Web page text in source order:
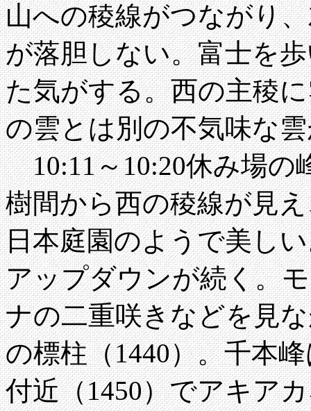
山への稜線がつながり
が落胆しない。富士を
た気がする。西の主稜
の雲とは別の不気味な
10:11～10:20休み場の
樹間から西の稜線が見
日本庭園のようで美し
アップダウンが続く。
ナの二重咲きなどを見
の標柱（1440）。千本
付近（1450）でアキア